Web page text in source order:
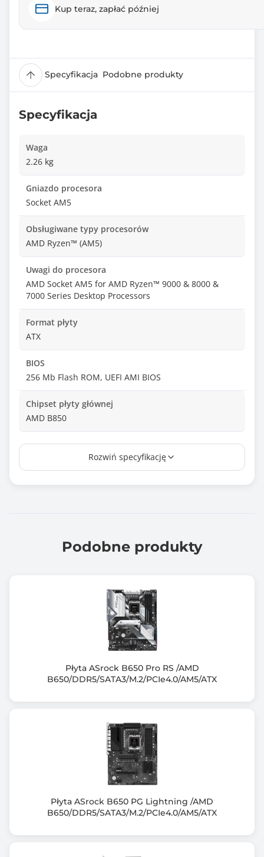
Kup teraz, zapłać później
Specyfikacja Podobne produkty
Specyfikacja
Waga
2.26 kg
Gniazdo procesora
Socket AM5
Obsługiwane typy procesorów
AMD Ryzen™ (AM5)
Uwagi do procesora
AMD Socket AM5 for AMD Ryzen™ 9000 & 8000 &
7000 Series Desktop Processors
Format płyty
ATX
BIOS
256 Mb Flash ROM, UEFI AMI BIOS
Chipset płyty głównej
AMD B850
Ilość złącz pamięci DDR5
Maksymalna wielkość pamięci
Dual Channel
Uwagi do pamięci RAM
Supports AMD Extended Profiles for Overclocking
ASUS Enhanced Memory Profile (AEMP)
Supported memory types, data rate (speed), and
number of DRAM modules vary
more information please
information site or visit
https://www.asus.com/support/download-center/.
Non-ECC, un-buffered DDR5 memory supports On-
Zintegrowany kontroler SATA
Chipset+CPU: 2x SATA III 6Gb/s - RAID 0,1 + 4x M.2
Rozwiń specyfikację
Podobne produkty
Płyta ASrock B650 Pro RS /AMD
B650/DDR5/SATA3/M.2/PCIe4.0/AM5/ATX
Płyta ASrock B650 PG Lightning /AMD
B650/DDR5/SATA3/M.2/PCIe4.0/AM5/ATX